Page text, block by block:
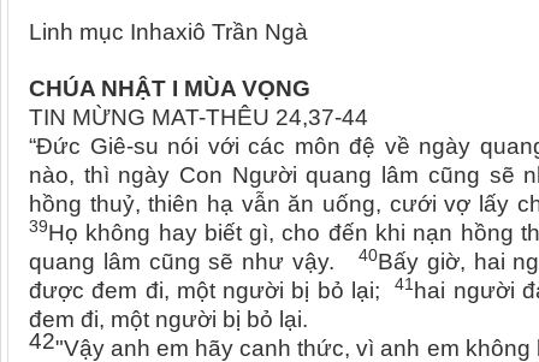
Linh mục Inhaxiô Trần Ngà
CHÚA NHẬT I MÙA VỌNG
TIN MỪNG MAT-THÊU 24,37-44
“Đức Giê-su nói với các môn đệ về ngày
nào, thì ngày Con Người quang lâm cũng
hồng thuỷ, thiên hạ vẫn ăn uống, cưới vợ lấy
39Họ không hay biết gì, cho đến khi nạn hồng
quang lâm cũng sẽ như vậy.40Bấy giờ, hai
được đem đi, một người bị bỏ lại;41 hai người
đem đi, một người bị bỏ lại.
42"Vậy anh em hãy canh thức, vì anh em